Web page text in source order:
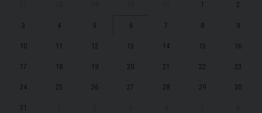
1 2
3 4 5 6 7 8 9
10 11 12 13 14 15 16
17 18 19 20 21 22 23
24 25 26 27 28 29 30
31